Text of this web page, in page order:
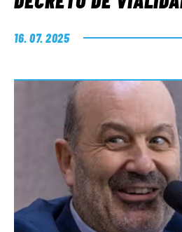
16. 07. 2025